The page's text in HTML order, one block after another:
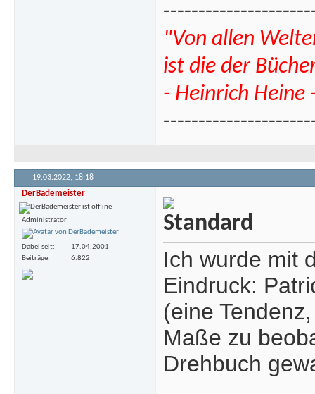
"Von allen
ist die der
- Heinrich Heine
19.03.2022, 18:18
DerBademeister
Administrator
Dabei seit
17.04.2001
Beiträge
6.822
Ich wurde mit
Eindruck:
(eine
Maße zu
Drehbuch